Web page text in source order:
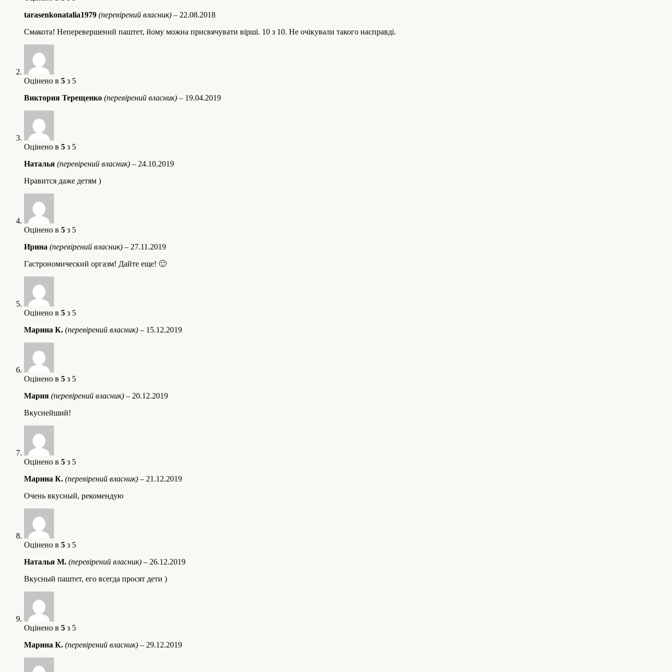
tarasenkonatalia1979 (перевірений власник) – 22.08.2018
Смакота! Неперевершений паштет, йому можна присвячувати вірші. 10 з 10. Не очікували такого насправді.
Оцінено в 5 з 5
Виктория Терещенко (перевірений власник) – 19.04.2019
Оцінено в 5 з 5
Наталья (перевірений власник) – 24.10.2019
Нравится даже детям )
Оцінено в 5 з 5
Ирина (перевірений власник) – 27.11.2019
Гастрономический оргазм! Дайте еще! 🙂
Оцінено в 5 з 5
Марина К. (перевірений власник) – 15.12.2019
Оцінено в 5 з 5
Мария (перевірений власник) – 20.12.2019
Вкуснейший!
Оцінено в 5 з 5
Марина К. (перевірений власник) – 21.12.2019
Очень вкусный, рекомендую
Оцінено в 5 з 5
Наталья М. (перевірений власник) – 26.12.2019
Вкусный паштет, его всегда просят дети )
Оцінено в 5 з 5
Марина К. (перевірений власник) – 29.12.2019